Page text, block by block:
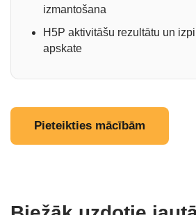
izmantošana
H5P aktivitāšu rezultātu un
apskate
Pieteikties mācībām